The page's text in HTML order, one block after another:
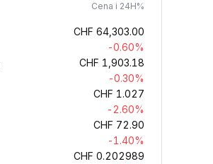
Cena i 24H%
CHF 64,303.00
-0.60%
CHF 1,903.18
-0.30%
CHF 1.027
-2.60%
CHF 72.90
-1.40%
CHF 0.202989